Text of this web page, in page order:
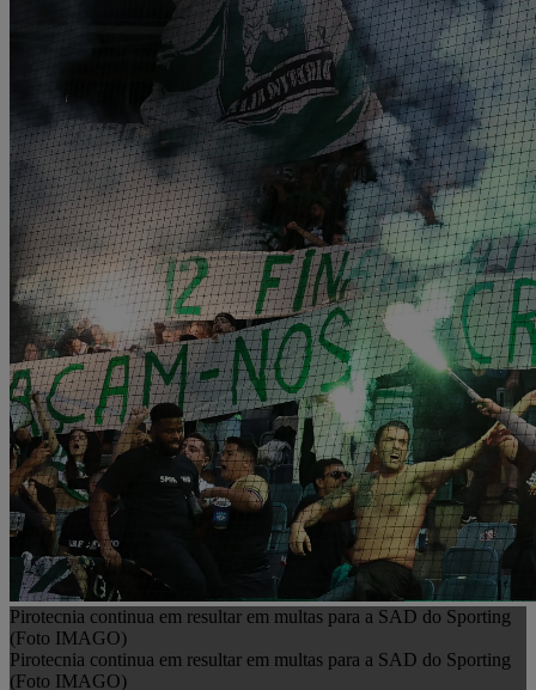
Pirotecnia continua em resultar em multas para a SAD do Sporting
(Foto IMAGO)
Pirotecnia continua em resultar em multas para a SAD do Sporting
(Foto IMAGO)